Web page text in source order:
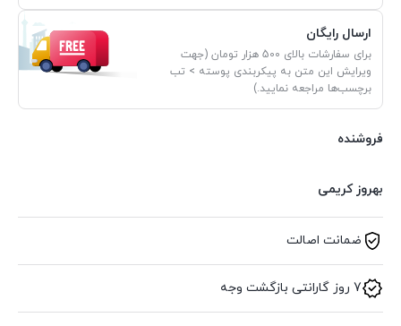
ارسال رایگان
برای سفارشات بالای 500 هزار تومان (جهت
ویرایش این متن به پیکربندی پوسته > تب
برچسب‌ها مراجعه نمایید.)
فروشنده
بهروز کریمی
ضمانت اصالت
7 روز گارانتی بازگشت وجه